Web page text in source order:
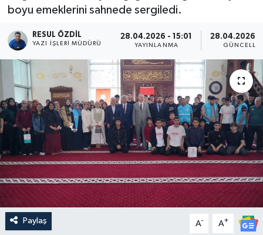
boyu emeklerini sahnede sergiledi.
RESUL ÖZDIL
YAZI İŞLERI MÜDÜRÜ
28.04.2026 - 15:01
YAYINLANMA
28.04.2026 -
Paylaş A- A+